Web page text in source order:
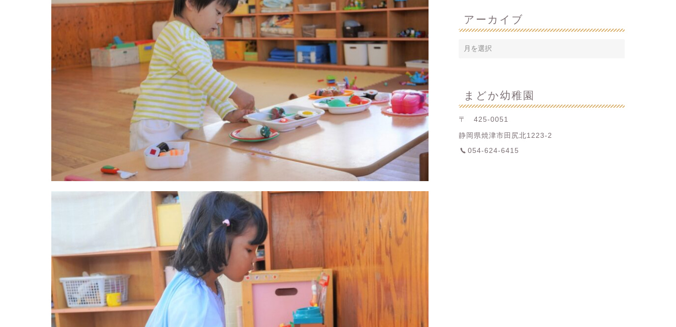
アーカイブ
まどか幼稚園
〒 425-0051
静岡県焼津市田尻北1223-2
054-624-6415